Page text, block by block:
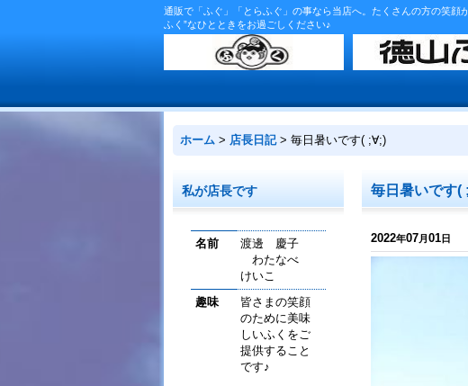
通販で「ふぐ」「とらふぐ」の事なら当店へ。たくさんの方の笑顔
ふく”なひとときをお過ごしください♪
ホーム > 店長日記 > 毎日暑いです( ;∀;)
私が店長です
名前
渡邊 慶子
わたなべ
けいこ
趣味
皆さまの笑顔
のために美味
しいふくをご
提供すること
です♪
毎日暑いです(
2022年07月01日